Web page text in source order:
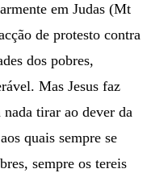
em Judas (Mt
de protesto contra
dos pobres,
Mas Jesus faz
tirar ao dever da
quais sempre se
sempre os tereis